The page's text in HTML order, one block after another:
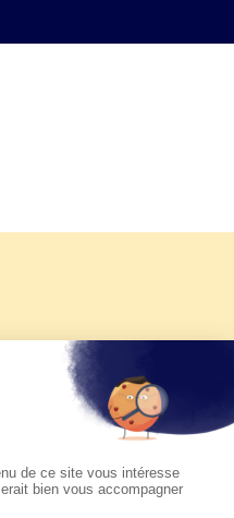
d'été 2026 de KTO
du pape Léon
à suivre sur KTO le